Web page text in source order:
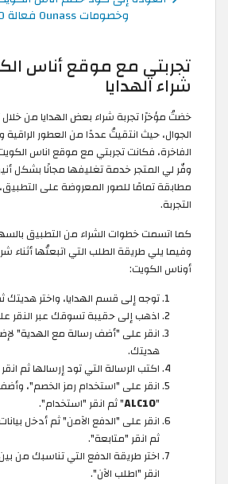
وخصومات Ounass فعالة 100%
تجربتي مع موقع أناس
شراء الهدايا
خضتُ مؤخرًا تجربة شراء بعض الهدايا من
الجوال، حيث انتقيتُ عددًا من العطور
الفاخرة، فكانت تجربتي مع موقع اناس
وفّر لي المتجر خدمة تغليفها مجانًا بشكل
مطابقة تمامًا للصور المعروضة على
التجربة.
كما اتسمت خطوات الشراء من التطبيق
وفيما يلي طريقة الطلب التي اتبعتُها أثناء
أوناس الكويت:
توجه إلى قسم الهدايا، واختر
اذهب إلى حقيبة تسوقك عبر النقر
انقر على "أضف رسالة مع الهدية"
هديتك.
اكتب الرسالة التي تود إرسالها ثم
انقر على "استخدام رمز الخصم"،
"
ALC10" ثم انقر "استخدام".
انقر على "الدفع الآمن" ثم أدخل
ثم انقر "متابعة".
اختر طريقة الدفع التي تناسبك من
انقر "اطلب الآن".